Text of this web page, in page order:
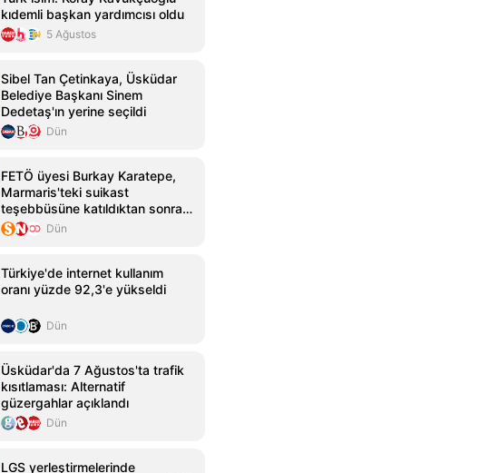
kıdemli başkan yardımcısı oldu
5 Ağustos
Sibel Tan Çetinkaya, Üsküdar
Belediye Başkanı Sinem
Dedetaş'ın yerine seçildi
Dün
FETÖ üyesi Burkay Karatepe,
Marmaris'teki suikast
teşebbüsüne katıldıktan sonra
yakalandıDün
Türkiye'de internet kullanım
oranı yüzde 92,3'e yükseldi
Dün
Üsküdar'da 7 Ağustos'ta trafik
kısıtlaması: Alternatif
güzergahlar açıklandı
Dün
LGS yerleştirmelerinde